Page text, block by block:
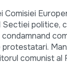
comunist al